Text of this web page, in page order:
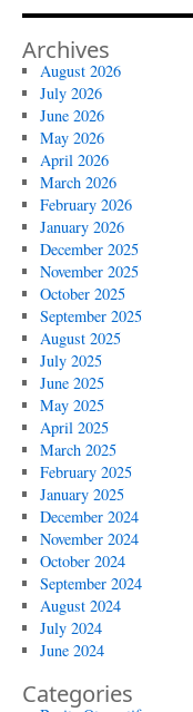
Archives
August 2026
July 2026
June 2026
May 2026
April 2026
March 2026
February 2026
January 2026
December 2025
November 2025
October 2025
September 2025
August 2025
July 2025
June 2025
May 2025
April 2025
March 2025
February 2025
January 2025
December 2024
November 2024
October 2024
September 2024
August 2024
July 2024
June 2024
Categories